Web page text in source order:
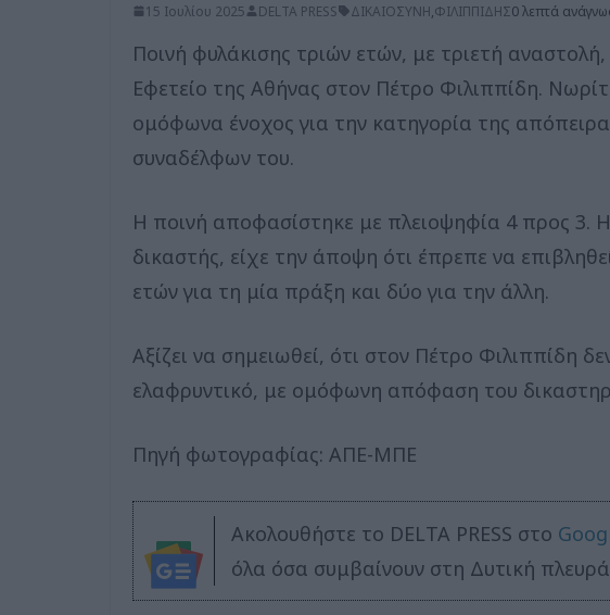
15 Ιουλίου 2025 DELTA PRESS ΔΙΚΑΙΟΣΥΝΗ,ΦΙΛΙΠΠΙΔΗΣ0 λεπτά
Ποινή φυλάκισης τριών ετών, με τριετή
Εφετείο της Αθήνας στον Πέτρο Φιλιππίδη.
ομόφωνα ένοχος για την κατηγορία της
συναδέλφων του.
Η ποινή αποφασίστηκε με πλειοψηφία 4 προς 3.
δικαστής, είχε την άποψη ότι έπρεπε να
ετών για τη μία πράξη και δύο για την άλλη.
Αξίζει να σημειωθεί, ότι στον Πέτρο Φιλιππίδη
ελαφρυντικό, με ομόφωνη απόφαση του
Πηγή φωτογραφίας: ΑΠΕ-ΜΠΕ
Ακολουθήστε το DELTA PRESS στο
όλα όσα συμβαίνουν στη Δυτική